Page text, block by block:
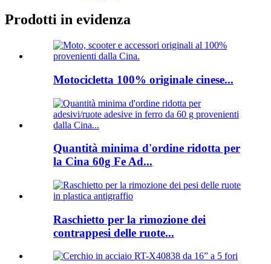
Prodotti in evidenza
Motocicletta 100% originale cinese...
Quantità minima d'ordine ridotta per
la Cina 60g Fe Ad...
Raschietto per la rimozione dei
contrappesi delle ruote...